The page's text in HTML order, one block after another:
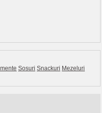
Sosuri Snackuri Mezeluri